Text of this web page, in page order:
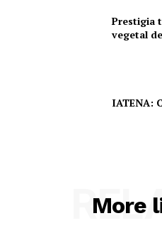
Prestigia
vegetal
IATENA:
More